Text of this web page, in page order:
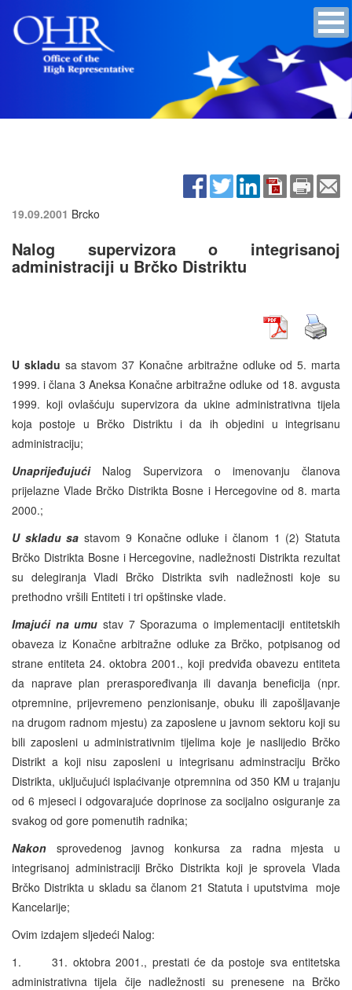
19.09.2001 Brcko
Nalog supervizora o integrisanoj
administraciji u Brčko Distriktu
U skladu sa stavom 37 Konačne arbitražne odluke od 5. marta
1999. i člana 3 Aneksa Konačne arbitražne odluke od 18. avgusta
1999. koji ovlašćuju supervizora da ukine administrativna tijela
koja postoje u Brčko Distriktu i da ih objedini u integrisanu
administraciju;
UnaprijeđujućiNalog Supervizora o imenovanju članova
prijelazne Vlade Brčko Distrikta Bosne i Hercegovine od 8. marta
2000.;
U skladu sa stavom 9 Konačne odluke i članom 1 (2) Statuta
Brčko Distrikta Bosne i Hercegovine, nadležnosti Distrikta rezultat
su delegiranja Vladi Brčko Distrikta svih nadležnosti koje su
prethodno vršili Entiteti i tri opštinske vlade.
Imajući na umu stav 7 Sporazuma o implementaciji entitetskih
obaveza iz Konačne arbitražne odluke za Brčko, potpisanog od
strane entiteta 24. oktobra 2001., koji predviđa obavezu entiteta
da naprave plan preraspoređivanja ili davanja beneficija (npr.
otpremnine, prijevremeno penzionisanje, obuku ili zapošljavanje
na drugom radnom mjestu) za zaposlene u javnom sektoru koji su
bili zaposleni u administrativnim tijelima koje je naslijedio Brčko
Distrikt a koji nisu zaposleni u integrisanu adminstraciju Brčko
Distrikta, uključujući isplaćivanje otpremnina od 350 KM u trajanju
od 6 mjeseci i odgovarajuće doprinose za socijalno osiguranje za
svakog od gore pomenutih radnika;
Nakon sprovedenog javnog konkursa za radna mjesta u
integrisanoj administraciji Brčko Distrikta koji je sprovela Vlada
Brčko Distrikta u skladu sa članom 21 Statuta i uputstvima moje
Kancelarije;
Ovim izdajem sljedeći Nalog:
1. 31. oktobra 2001., prestati će da postoje sva entitetska
administrativna tijela čije nadležnosti su prenesene na Brčko